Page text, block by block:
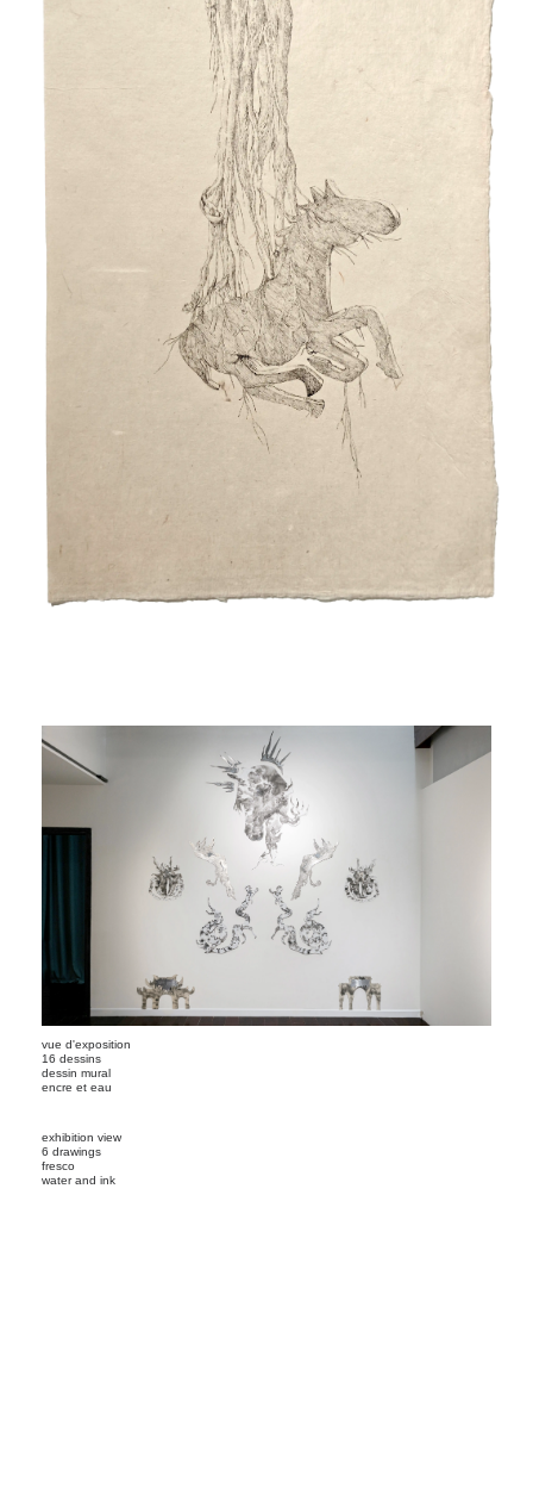
vue d'exposition
16 dessins
dessin mural
encre et eau
exhibition view
6 drawings
fresco
water and ink